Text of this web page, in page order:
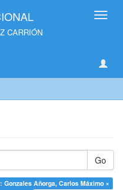
CARRIÓN
Go
Gonzales Añorga, Carlos Máximo ×